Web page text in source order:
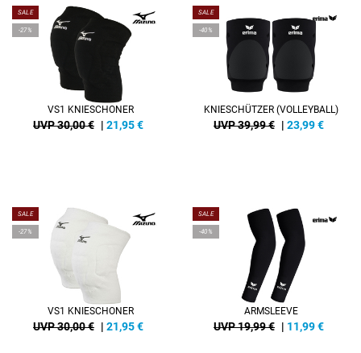
SALE
-27%
VS1 KNIESCHONER
UVP 30,00 € | 21,95€
SALE
-40%
KNIESCHÜTZER (VOLLEYBALL)
UVP 39,99 € | 23,99€
SALE
-27%
VS1 KNIESCHONER
UVP 30,00 € | 21,95€
SALE
-40%
ARMSLEEVE
UVP 19,99 € | 11,99€